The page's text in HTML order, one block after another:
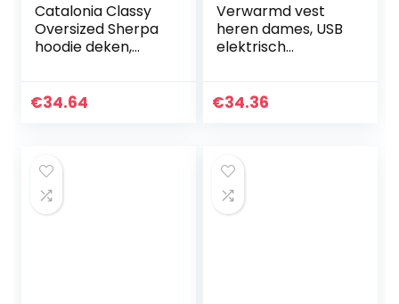
Catalonia Classy
Oversized Sherpa
hoodie deken,
voor vrouwen,
€34.64
Verwarmd vest
heren dames, USB
elektrisch
verwarmingszones
€34.36